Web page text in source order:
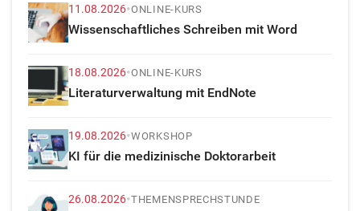
11.08.2026•ONLINE-KURS
Wissenschaftliches Schreiben mit Word
18.08.2026•ONLINE-KURS
Literaturverwaltung mit EndNote
19.08.2026•WORKSHOP
KI für die medizinische Doktorarbeit
26.08.2026•THEMENSPRECHSTUNDE